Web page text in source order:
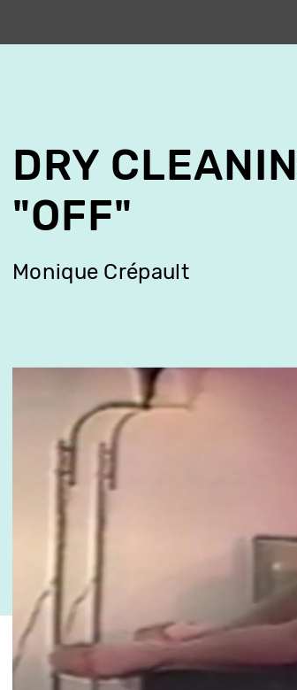
DRY
"OFF"
Monique Crépault